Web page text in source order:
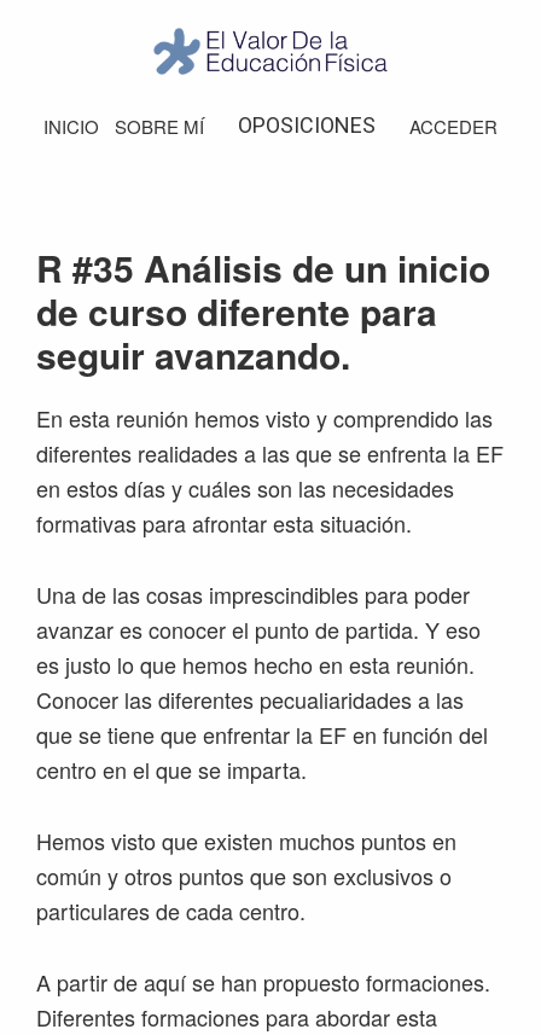
navegación
principal
barra
Valor
de
INICIO SOBRE MÍ OPOSICIONES ACCEDER
R #35 Análisis de un inicio
de curso diferente para
seguir avanzando.
En esta reunión hemos visto y comprendido las
diferentes realidades a las que se enfrenta la EF
en estos días y cuáles son las necesidades
formativas para afrontar esta situación.
Una de las cosas imprescindibles para poder
avanzar es conocer el punto de partida. Y eso
es justo lo que hemos hecho en esta reunión.
Conocer las diferentes pecualiaridades a las
que se tiene que enfrentar la EF en función del
centro en el que se imparta.
Hemos visto que existen muchos puntos en
común y otros puntos que son exclusivos o
particulares de cada centro.
A partir de aquí se han propuesto formaciones.
Diferentes formaciones para abordar esta